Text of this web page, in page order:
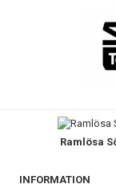
BILDGALLERI
Ramlösa
INFORMATION